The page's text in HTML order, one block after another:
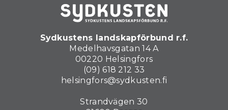
Sydkustens landskapförbund r.f.
Medelhavsgatan 14 A
00220 Helsingfors
(09) 618 212 33
helsingfors@sydkusten.fi
Strandvägen 30